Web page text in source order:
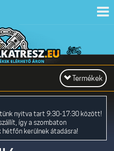
Toggle
navigation
Termékek
nyitva tart 9:30-17:30 között!
így a szombaton
kerülnek átadásra!